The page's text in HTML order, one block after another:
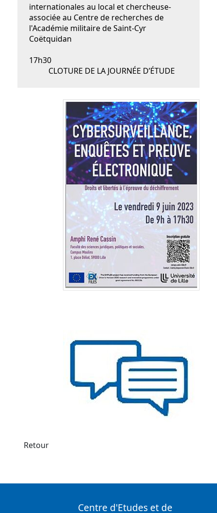
internationales au local et chercheuse-
associée au Centre de recherches de
l'Académie militaire de Saint-Cyr
Coëtquidan
17h30
CLOTURE DE LA JOURNÉE D’ÉTUDE
Retour
Centre d'Etudes et de